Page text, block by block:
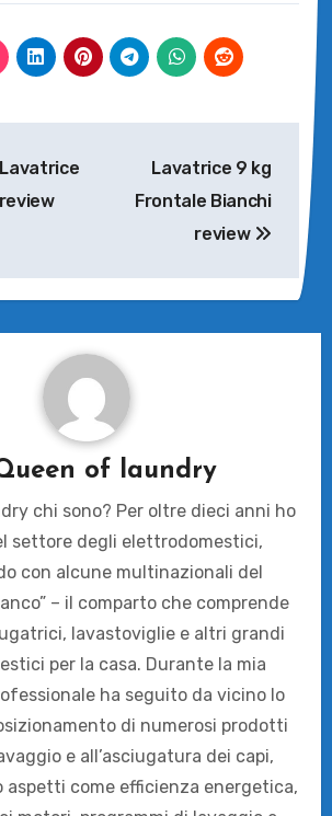
Lavatrice
Lavatrice 9 kg
Frontale Bianchi
review
of laundry
chi sono? Per oltre dieci anni ho
settore degli elettrodomestici,
con alcune multinazionali del
– il comparto che comprende
lavastoviglie e altri grandi
per la casa. Durante la mia
ha seguito da vicino lo
di numerosi prodotti
e all’asciugatura dei capi,
aspetti come efficienza energetica,